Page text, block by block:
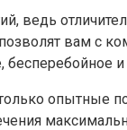
ведь
вам с
опытные